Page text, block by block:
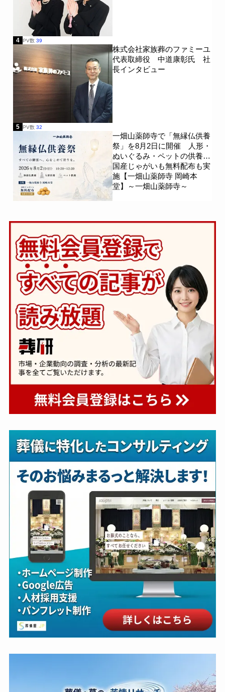
4 PV数 39
株式会社家族葬のファミーユ
代表取締役 中道康彰氏 社
長インタビュー
5 PV数 32
一畑山薬師寺で「無縁仏供養
祭」を8月2日に開催 人形・
ぬいぐるみ・ペットの供養、
国産じゃがいも無料配布も実
施【一畑山薬師寺 岡崎本
堂】～一畑山薬師寺～